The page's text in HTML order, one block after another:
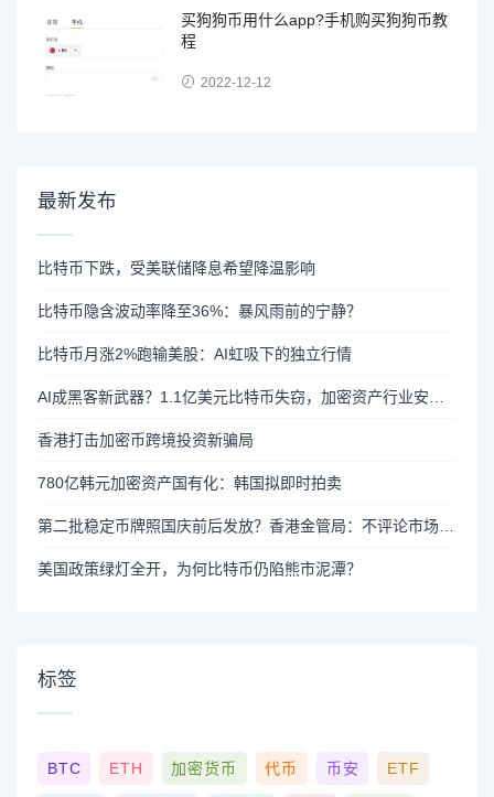
买狗狗币用什么app?手机购买狗狗币教
程
2022-12-12
最新发布
比特币下跌，受美联储降息希望降温影响
比特币隐含波动率降至36%：暴风雨前的宁静？
比特币月涨2%跑输美股：AI虹吸下的独立行情
AI成黑客新武器？1.1亿美元比特币失窃，加密资产行业安全警报升级
香港打击加密币跨境投资新骗局
780亿韩元加密资产国有化：韩国拟即时拍卖
第二批稳定币牌照国庆前后发放？香港金管局：不评论市场传闻 持开放而谨慎态度
美国政策绿灯全开，为何比特币仍陷熊市泥潭？
标签
BTC ETH 加密货币 代币 币安 ETF